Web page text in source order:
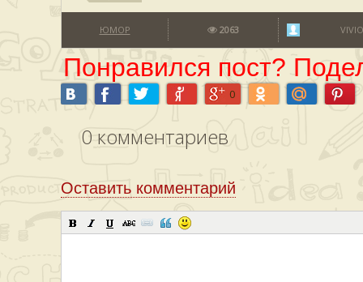
ЮМОР 2063 VIVIO
Понравился пост?
0
0 комментариев
Оставить комментарий